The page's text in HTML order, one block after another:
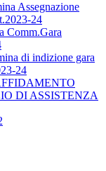
Assegnazione
24
Comm.Gara
di indizione gara
24
DI ASSISTENZA